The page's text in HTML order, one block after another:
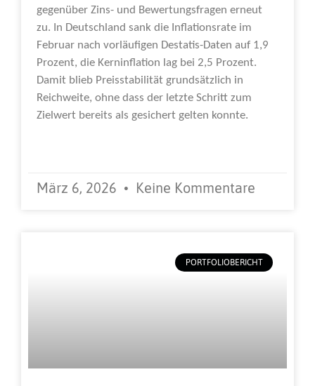
gegenüber Zins- und Bewertungsfragen erneut
zu. In Deutschland sank die Inflationsrate im
Februar nach vorläufigen Destatis-Daten auf 1,9
Prozent, die Kerninflation lag bei 2,5 Prozent.
Damit blieb Preisstabilität grundsätzlich in
Reichweite, ohne dass der letzte Schritt zum
Zielwert bereits als gesichert gelten konnte.
März 6, 2026 Keine Kommentare
PORTFOLIOBERICHT